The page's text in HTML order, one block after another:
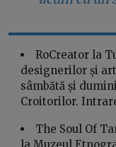
RoCreator la
designerilor și
sâmbătă și
Croitorilor.
The Soul Of